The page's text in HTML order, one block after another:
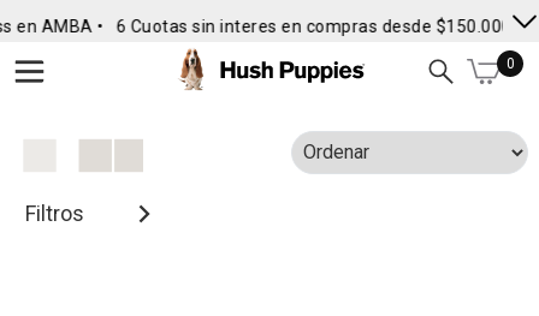
en AMBA • 6 Cuotas sin interes en compras desde $150.000 •
0
Filtros